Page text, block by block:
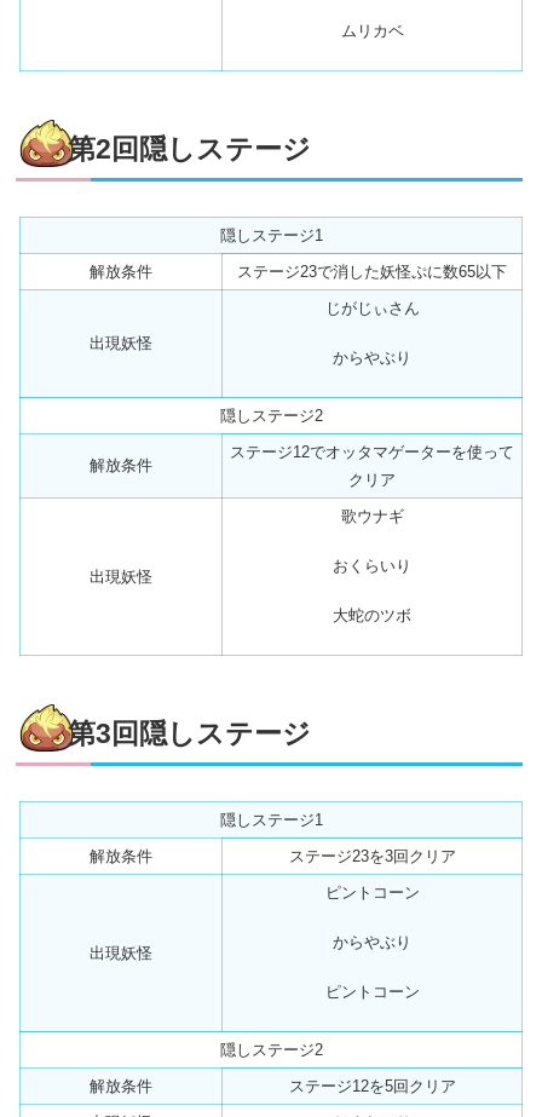
ムリカベ
第2回隠しステージ
隠しステージ1
解放条件
ステージ23で消した妖怪ぷに数65以下
出現妖怪
じがじぃさん
からやぶり
隠しステージ2
解放条件
ステージ12でオッタマゲーターを使って
クリア
出現妖怪
歌ウナギ
おくらいり
大蛇のツボ
第3回隠しステージ
隠しステージ1
解放条件
ステージ23を3回 クリア
出現妖怪
ピントコーン
からやぶり
ピントコーン
隠しステージ2
解放条件
ステージ12を5回 クリア